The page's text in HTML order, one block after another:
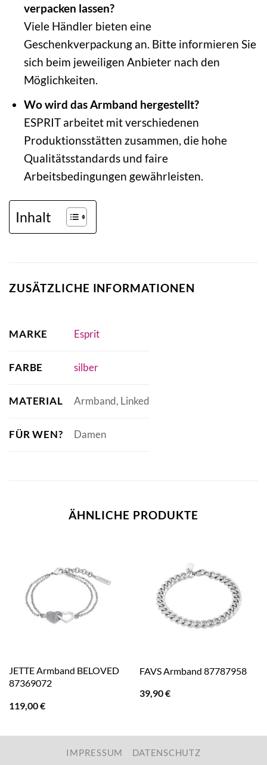
verpacken lassen?
Viele Händler bieten eine
Geschenkverpackung an. Bitte informieren Sie
sich beim jeweiligen Anbieter nach den
Möglichkeiten.
Wo wird das Armband hergestellt?
ESPRIT arbeitet mit verschiedenen
Produktionsstätten zusammen, die hohe
Qualitätsstandards und faire
Arbeitsbedingungen gewährleisten.
Inhalt
ZUSÄTZLICHE INFORMATIONEN
MARKE Esprit
FARBE silber
MATERIAL Armband, Linked
FÜR WEN? Damen
ÄHNLICHE PRODUKTE
JETTE Armband BELOVED
87369072
119,00€
FAVS Armband 87787958
39,90€
IMPRESSUM DATENSCHUTZ